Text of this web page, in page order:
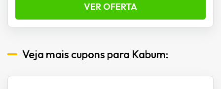
VER OFERTA
Veja mais cupons para Kabum: